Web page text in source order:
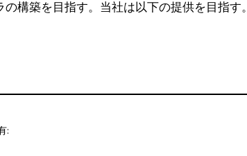
構築を目指す。当社は以下の提供を目指す。
: